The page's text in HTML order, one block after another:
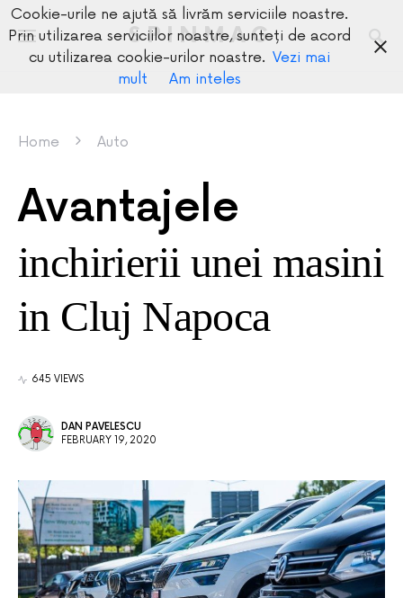
SPINMAG
Home Auto
Avantajele
inchirierii unei masini
in Cluj Napoca
645 VIEWS
DAN PAVELESCU
FEBRUARY 19, 2020
Cookie-urile ne ajută să livrăm serviciile noastre.
Prin utilizarea serviciilor noastre, sunteți de acord
cu utilizarea cookie-urilor noastre. Vezi mai
mult
Am inteles